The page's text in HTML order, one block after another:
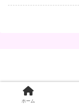
ホーム